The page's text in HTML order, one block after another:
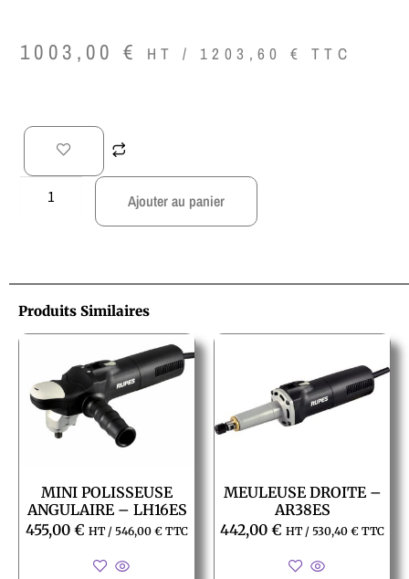
1003,00€ HT / 1203,60€ TTC
Ajouter au panier
Produits Similaires
MINI POLISSEUSE
ANGULAIRE – LH16ES
455,00 € HT / 546,00 € TTC
MEULEUSE DROITE –
AR38ES
442,00 € HT / 530,40 € TTC